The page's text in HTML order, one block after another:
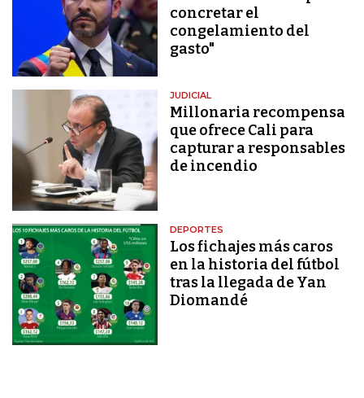
concretar el
congelamiento del
gasto"
JUDICIAL
Millonaria recompensa
que ofrece Cali para
capturar a responsables
de incendio
DEPORTES
Los fichajes más caros
en la historia del fútbol
tras la llegada de Yan
Diomandé